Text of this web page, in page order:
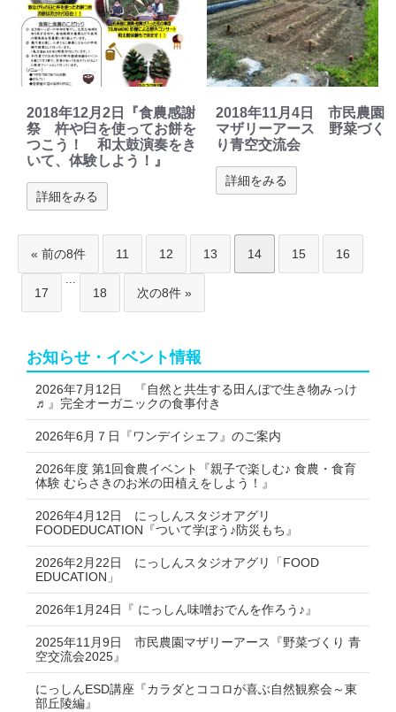
2018年12月2日『食農感謝
祭 杵や臼を使ってお餅を
つこう！ 和太鼓演奏をき
いて、体験しよう！』
詳細をみる
2018年11月4日 市民農園
マザリーアース 野菜づく
り青空交流会
詳細をみる
« 前の8件 11 12 13 14 15 16
17
...
18 次の8件 »
お知らせ・イベント情報
2026年7月12日 『自然と共生する田んぼで生き物みっけ
♬』完全オーガニックの食事付き
2026年6月７日『ワンデイシェフ』のご案内
2026年度 第1回食農イベント『親子で楽しむ♪ 食農・食育
体験 むらさきのお米の田植えをしよう！』
2026年4月12日 にっしんスタジオアグリ
FOODEDUCATION『ついて学ぼう♪防災もち』
2026年2月22日 にっしんスタジオアグリ「FOOD
EDUCATION」
2026年1月24日『 にっしん味噌おでんを作ろう♪』
2025年11月9日 市民農園マザリーアース『野菜づくり 青
空交流会2025』
にっしんESD講座『カラダとココロが喜ぶ自然観察会～東
部丘陵編』